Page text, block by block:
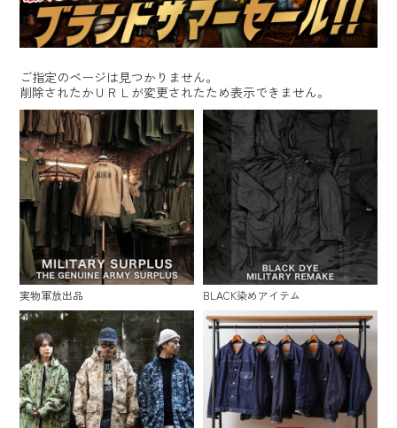
ご指定のページは見つかりません。
削除されたかＵＲＬが変更されたため表示できません。
実物軍放出品 BLACK染めアイテム